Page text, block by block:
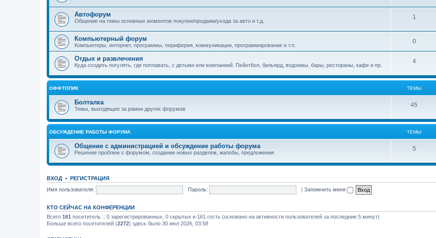
м
ы
Автофорум
Общение на темы основных моментов покупки/продажи/ухода за авто и т.д.
1
м
Компьютерный форум
Компьютеры, интернет, программы, периферия, коммуникации, программирование и т.п.
0Т
е
ы
Отдых и развлечения
Куда сходить погулять, где поплавать, с детьми или компанией. Пейнтбол, бильярд, водоемы, бары, рестораны, кафе и пр.
4Т
м
ОФФТОПИК ТЕМЫ
Болталка
Темы, выходящие за рамки других форумов
45
м
ОБСУЖДЕНИЕ РАБОТЫ ФОРУМА ТЕМЫ
Общение с администрацией и обсуждение работы форума
Решение проблем с форумом, создание новых разделов, жалобы, предложения
5Т
ВХОД • РЕГИСТРАЦИЯ
Имя пользователя:
Пароль: | Запомнить меня
КТО СЕЙЧАС НА КОНФЕРЕНЦИИ
Всего 161 посетитель :: 0 зарегистрированных, 0 скрытых и 161 гость (основано на активности пользователей за последние 5 минут)
Больше всего посетителей (2272) здесь было 30 июл 2026, 03:58